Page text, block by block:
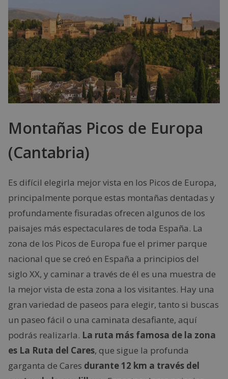
Montañas Picos de Europa
(Cantabria)
Es difícil elegirla mejor vista en los Picos de Europa,
principalmente porque estas montañas dentadas y
profundamente fisuradas ofrecen algunos de los
paisajes más espectaculares de toda España. La
zona de los Picos de Europa fue el primer parque
nacional que se creó en España a principios del
siglo XX, y caminar a través de él es una muestra de
la mejor vista de esta zona a los visitantes. Hay una
gran variedad de paseos para elegir, tanto si buscas
un paseo fácil o una caminata desafiante, aquí
podrás realizarla. La ruta más famosa de la zona
es La Ruta del Cares, que sigue la profunda
garganta de Cares durante 12 km a través del